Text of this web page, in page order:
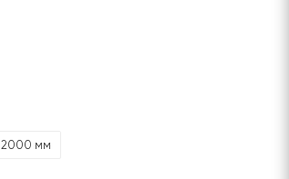
2000 мм